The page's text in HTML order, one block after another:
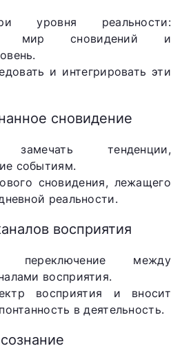
уровня реальности:
мир сновидений и
и интегрировать эти
сновидение
замечать тенденции,
событиям.
сновидения, лежащего
реальности.
восприятия
переключение между
восприятия.
восприятия и вносит
в деятельность.